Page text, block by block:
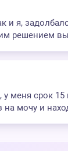
и я,
решением
меня срок 15
на мочу и